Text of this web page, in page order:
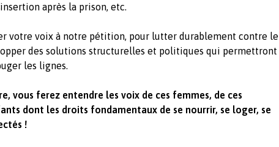
après la prison, etc.
votre voix à notre pétition, pour lutter durablement contre le
des solutions structurelles et politiques qui permettront
les lignes.
vous ferez entendre les voix de ces femmes, de ces
dont les droits fondamentaux de se nourrir, se loger, se
!